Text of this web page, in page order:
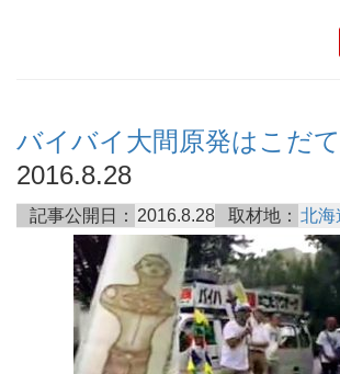
バイバイ大間原発はこだ
2016.8.28
記事公開日： 2016.8.28 取材地： 北海